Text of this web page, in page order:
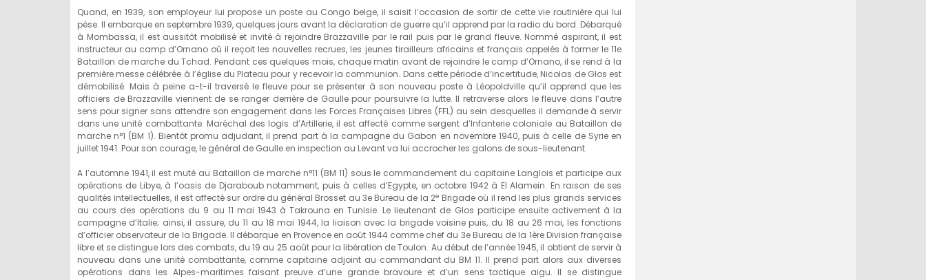
Quand, en 1939, son employeur lui propose un poste au Congo belge, il saisit l’occasion de sortir de cette vie routinière qui lui
pèse. Il embarque en septembre 1939, quelques jours avant la déclaration de guerre qu’il apprend par la radio du bord. Débarqué
à Mombassa, il est aussitôt mobilisé et invité à rejoindre Brazzaville par le rail puis par le grand fleuve. Nommé aspirant, il est
instructeur au camp d’Ornano où il reçoit les nouvelles recrues, les jeunes tirailleurs africains et français appelés à former le 11e
Bataillon de marche du Tchad. Pendant ces quelques mois, chaque matin avant de rejoindre le camp d’Ornano, il se rend à la
première messe célébrée à l’église du Plateau pour y recevoir la communion. Dans cette période d’incertitude, Nicolas de Glos est
démobilisé. Mais à peine a-t-il traversé le fleuve pour se présenter à son nouveau poste à Léopoldville qu’il apprend que les
officiers de Brazzaville viennent de se ranger derrière de Gaulle pour poursuivre la lutte. Il retraverse alors le fleuve dans l’autre
sens pour signer sans attendre son engagement dans les Forces Françaises Libres (FFL) au sein desquelles il demande à servir
dans une unité combattante. Maréchal des logis d’Artillerie, il est affecté comme sergent d’Infanterie coloniale au Bataillon de
marche n°1 (BM 1). Bientôt promu adjudant, il prend part à la campagne du Gabon en novembre 1940, puis à celle de Syrie en
juillet 1941. Pour son courage, le général de Gaulle en inspection au Levant va lui accrocher les galons de sous-lieutenant.
A l’automne 1941, il est muté au Bataillon de marche n°11 (BM 11) sous le commandement du capitaine Langlois et participe aux
opérations de Libye, à l’oasis de Djaraboub notamment, puis à celles d’Egypte, en octobre 1942 à El Alamein. En raison de ses
qualités intellectuelles, il est affecté sur ordre du général Brosset au 3e Bureau de la 2e Brigade où il rend les plus grands services
au cours des opérations du 9 au 11 mai 1943 à Takrouna en Tunisie. Le lieutenant de Glos participe ensuite activement à la
campagne d’Italie; ainsi, il assure, du 11 au 18 mai 1944, la liaison avec la brigade voisine puis, du 18 au 26 mai, les fonctions
d’officier observateur de la Brigade. Il débarque en Provence en août 1944 comme chef du 3e Bureau de la 1ère Division française
libre et se distingue lors des combats, du 19 au 25 août pour la libération de Toulon. Au début de l’année 1945, il obtient de servir à
nouveau dans une unité combattante, comme capitaine adjoint au commandant du BM 11. Il prend part alors aux diverses
opérations dans les Alpes-maritimes faisant preuve d’une grande bravoure et d’un sens tactique aigu. Il se distingue